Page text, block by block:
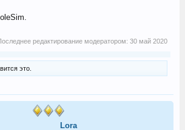
редактирование модератором:30 май 2020
это.
Lora